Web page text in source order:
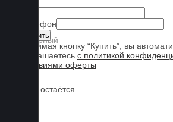
Телефон
Нажимая кнопку “Купить”, вы
соглашаетесь с политикой
условиями оферты
Обувь остаётся